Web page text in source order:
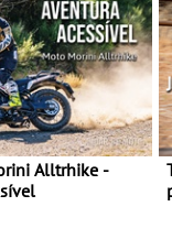
Alltrhike -